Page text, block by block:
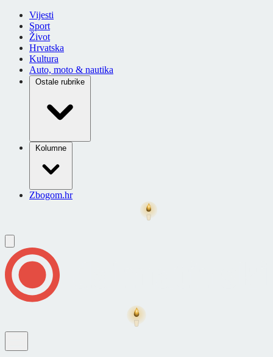
Vijesti
Sport
Život
Hrvatska
Kultura
Auto, moto & nautika
Ostale rubrike
Kolumne
Zbogom.hr